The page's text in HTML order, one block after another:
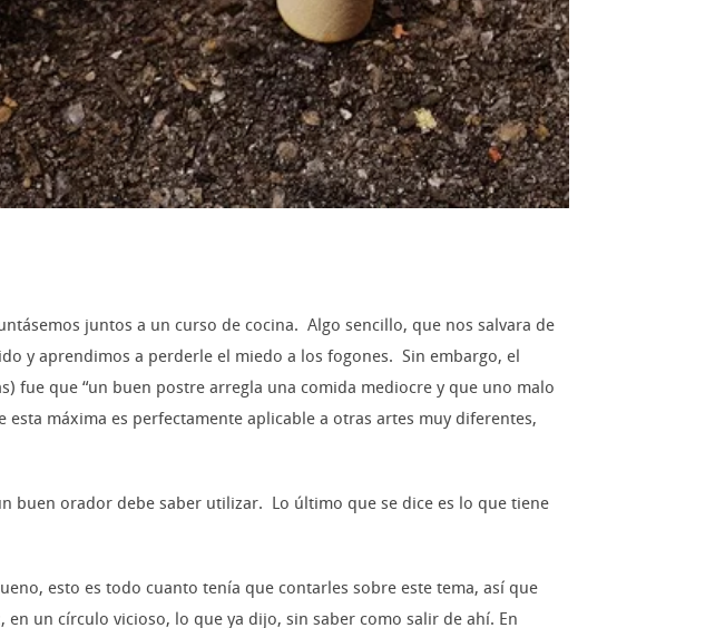
juntos a un curso de cocina. Algo sencillo, que nos salvara de
y aprendimos a perderle el miedo a los fogones. Sin embargo, el
fue que “un buen postre arregla una comida mediocre y que uno malo
máxima es perfectamente aplicable a otras artes muy diferentes,
buen orador debe saber utilizar. Lo último que se dice es lo que tiene
esto es todo cuanto tenía que contarles sobre este tema, así que
un círculo vicioso, lo que ya dijo, sin saber como salir de ahí. En